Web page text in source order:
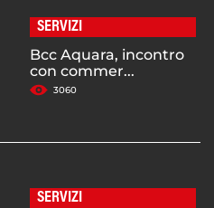
SERVIZI
Bcc Aquara, incontro
con commer...
3060
SERVIZI